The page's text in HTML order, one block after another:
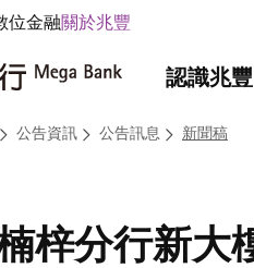
位金融關於兆豐
認識兆豐
公告資訊 公告訊息 新聞稿
梓分行新大